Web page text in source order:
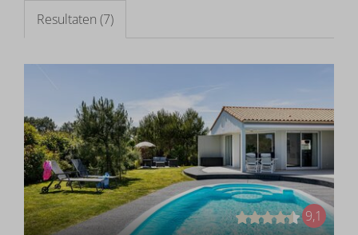
Resultaten (7)
9,1